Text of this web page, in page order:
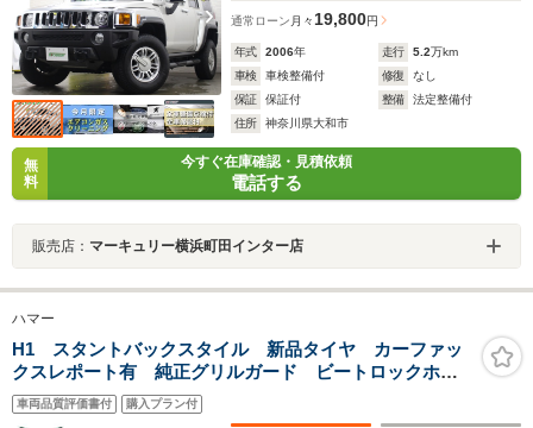
通常ローン 月々 19,800円
年式 2006年 走行 5.2万km
車検
車検整備付 修復
なし
保証
保証付 整備
法定整備付
住所
神奈川県大和市
無
料
今すぐ在庫確認・見積依頼
電話する
販売店： マーキュリー横浜町田インター店
ハマー
H1 スタントバックスタイル 新品タイヤ カーファッ
クスレポート有 純正グリルガード ビートロックホイ
ル ディーゼルターボ スラントバックスタイル ポー
タブルナビ フルセグTV
車両品質評価書付 購入プラン付